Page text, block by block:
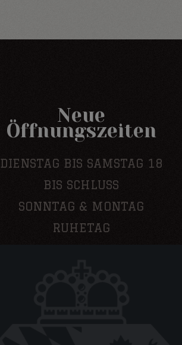
Neue
Öffnungszeiten
DIENSTAG BIS SAMSTAG 18
BIS SCHLUSS
SONNTAG & MONTAG
RUHETAG